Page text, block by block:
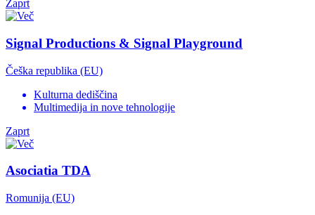
Zaprt
Signal Productions & Signal Playground
Češka republika (EU)
Kulturna dediščina
Multimedija in nove tehnologije
Zaprt
Asociatia TDA
Romunija (EU)